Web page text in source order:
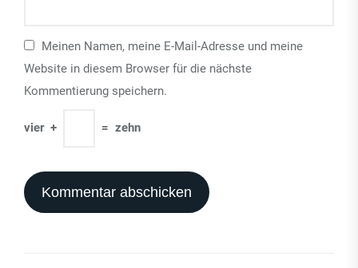
Meinen Namen, meine E-Mail-Adresse und meine
Website in diesem Browser für die nächste
Kommentierung speichern.
vier + = zehn